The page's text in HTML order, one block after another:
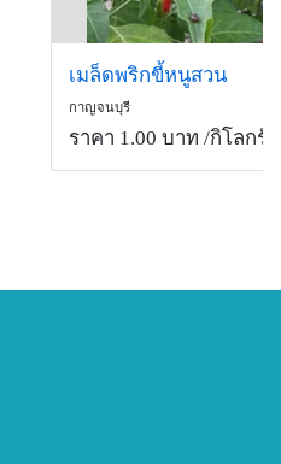
เมล็ดพริกขี้หนูสวน
กาญจนบุรี
ราคา 1.00 บาท /กิโลกรัม